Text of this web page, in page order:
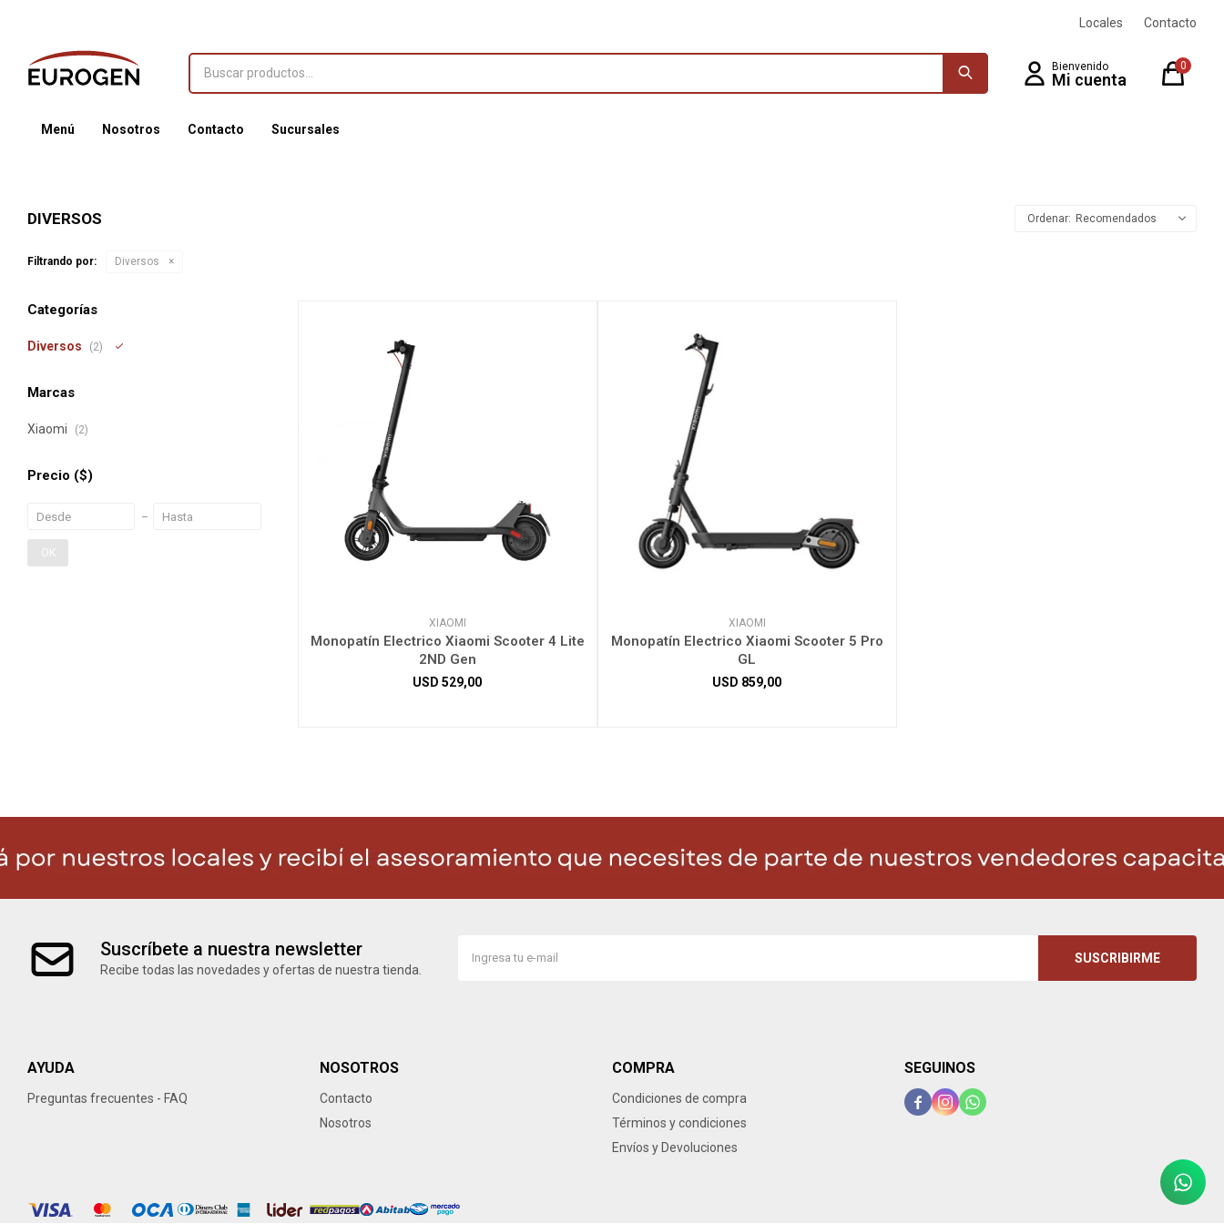
Menú Nosotros Contacto Sucursales
0
Locales Contacto
DIVERSOS Recomendados
Filtrando por: Diversos
XIAOMI
Monopatín Electrico Xiaomi Scooter 4 Lite
2ND Gen
USD 529,00
XIAOMI
Monopatín Electrico Xiaomi Scooter 5 Pro
GL
USD 859,00
Categorías
Diversos (2)
Marcas
Xiaomi (2)
Precio ($)
OK
Suscríbete a nuestra newsletter
Recibe todas las novedades y ofertas de nuestra tienda.
SUSCRIBIRME
AYUDA
Preguntas frecuentes - FAQ
NOSOTROS
Contacto
Nosotros
COMPRA
Condiciones de compra
Términos y condiciones
Envíos y Devoluciones
SEGUINOS
  